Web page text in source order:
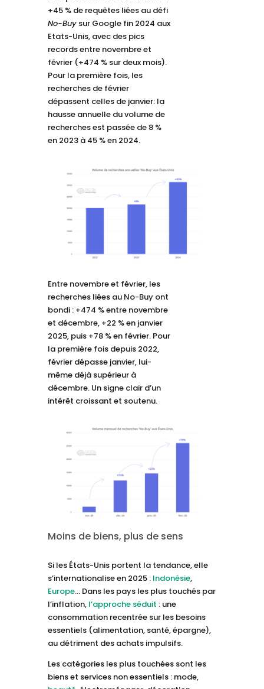
+45 % de requêtes liées au défi
No-Buysur Google fin 2024 aux
Etats-Unis, avec des pics
records entre novembre et
février (+474 % sur deux mois).
Pour la première fois, les
recherches de février
dépassent celles de janvier: la
hausse annuelle du volume de
recherches est passée de 8 %
en 2023 à 45 % en 2024.
Entre novembre et février, les
recherches liées au No-Buy ont
bondi : +474 % entre novembre
et décembre, +22 % en janvier
2025, puis +78 % en février. Pour
la première fois depuis 2022,
février dépasse janvier, lui-
même déjà supérieur à
décembre. Un signe clair d’un
intérêt croissant et soutenu.
Moins de biens, plus de sens
Si les États-Unis portent la tendance, elle
s’internationalise en 2025 : Indonésie,
Europe… Dans les pays les plus touchés par
l’inflation, l’approche séduit : une
consommation recentrée sur les besoins
essentiels (alimentation, santé, épargne),
au détriment des achats impulsifs.
Les catégories les plus touchées sont les
biens et services non essentiels : mode,